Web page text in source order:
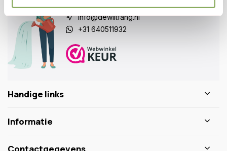
0346 218 111
info@dewiltfang.nl
+31 640511932
Handige links
Informatie